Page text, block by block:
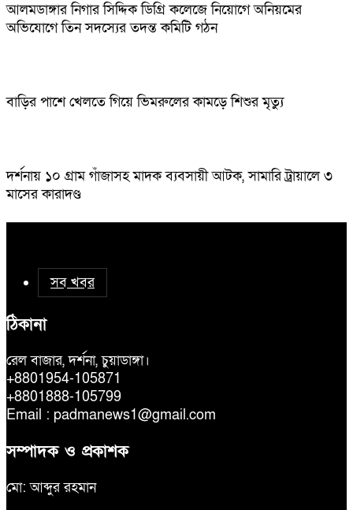
আলমডাঙ্গার নিগার সিদ্দিক ডিগ্রি কলেজে নিয়োগে অনিয়মের
অভিযোগে তিন সদস্যের তদন্ত কমিটি গঠন
বাড়ির পাশে খেলতে গিয়ে ভিমরুলের কামড়ে শিশুর মৃত্যু
দর্শনায় ১০ গ্রাম গাঁজাসহ মাদক ব্যবসায়ী আটক, সামারি ট্রায়ালে ৩
মাসের কারাদণ্ড
সব খবর
ঠিকানা
রেল বাজার, দর্শনা, চুয়াডাঙ্গা।
+8801954-105871
+8801888-105799
Email : padmanews1@gmail.com
সম্পাদক ও প্রকাশক
মো: আব্দুর রহমান